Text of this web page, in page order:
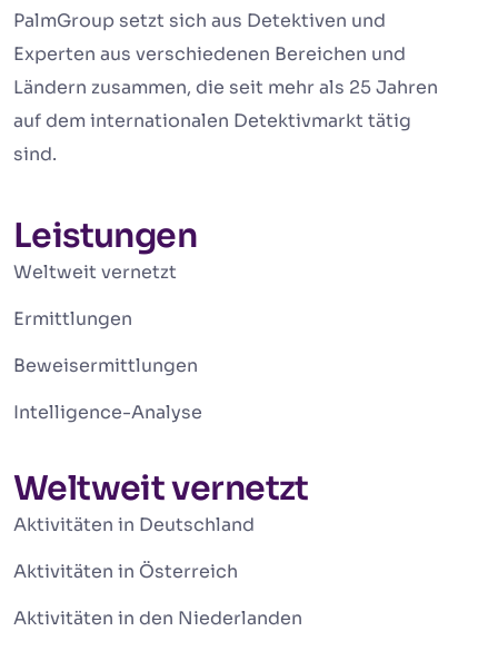
PalmGroup setzt sich aus Detektiven und
Experten aus verschiedenen Bereichen und
Ländern zusammen, die seit mehr als 25 Jahren
auf dem internationalen Detektivmarkt tätig
sind.
Leistungen
Weltweit vernetzt
Ermittlungen
Beweisermittlungen
Intelligence-Analyse
Weltweit vernetzt
Aktivitäten in Deutschland
Aktivitäten in Österreich
Aktivitäten in den Niederlanden